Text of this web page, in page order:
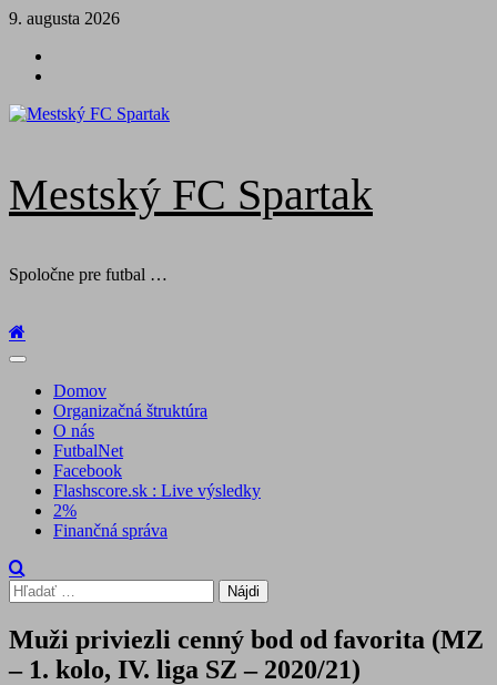
Skip
content
9. augusta 2026
Mestský FC Spartak
Spoločne pre futbal …
Primary
Domov
Organizačná štruktúra
O nás
FutbalNet
Facebook
Flashscore.sk : Live výsledky
2%
Finančná správa
Hľadať:
Muži priviezli cenný bod od favorita (MZ
– 1. kolo, IV. liga SZ – 2020/21)